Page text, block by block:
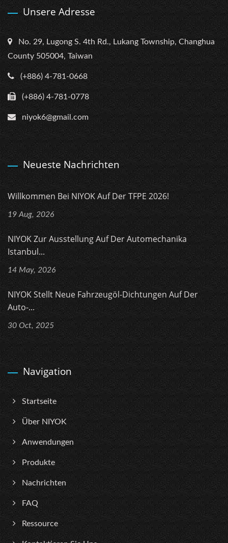
Unsere Adresse
No. 29, Lugong S. 4th Rd., Lukang Township, Changhua
County 505004, Taiwan
(+886) 4-781-0668
(+886) 4-781-0778
niyok6@gmail.com
Neueste Nachrichten
Willkommen Bei NIYOK Auf Der TFPE 2026!
19 Aug, 2026
NIYOK Zur Ausstellung Auf Der Automechanika
Istanbul...
14 May, 2026
NIYOK Stellt Neue Fahrzeugöl-Dichtungen Auf Der
Auto-...
30 Oct, 2025
Navigation
Startseite
Über NIYOK
Anwendungen
Produkte
Nachrichten
FAQ
Ressource